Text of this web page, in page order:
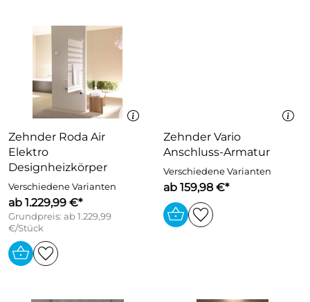
Zehnder Roda Air
Elektro
Designheizkörper
Verschiedene Varianten
ab 1.229,99 €*
Grundpreis: ab 1.229,99
€/Stück
Zehnder Vario
Anschluss-Armatur
Verschiedene Varianten
ab 159,98 €*